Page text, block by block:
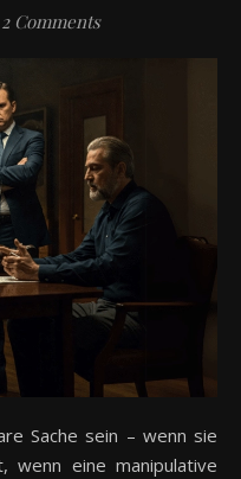
2 Comments
wenn eine manipulative